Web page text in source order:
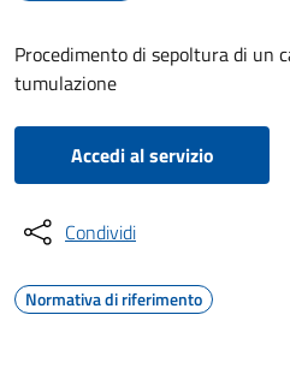
Procedimento di sepoltura di un
tumulazione
Accedi al servizio
Condividi
Normativa di riferimento